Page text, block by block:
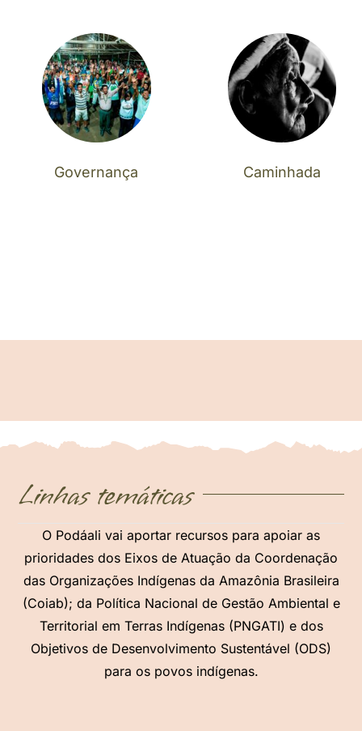
Governança Caminhada
Linhas temáticas
O Podáali vai aportar recursos para apoiar as
prioridades dos Eixos de Atuação da Coordenação
das Organizações Indígenas da Amazônia Brasileira
(Coiab); da Política Nacional de Gestão Ambiental e
Territorial em Terras Indígenas (PNGATI) e dos
Objetivos de Desenvolvimento Sustentável (ODS)
para os povos indígenas.